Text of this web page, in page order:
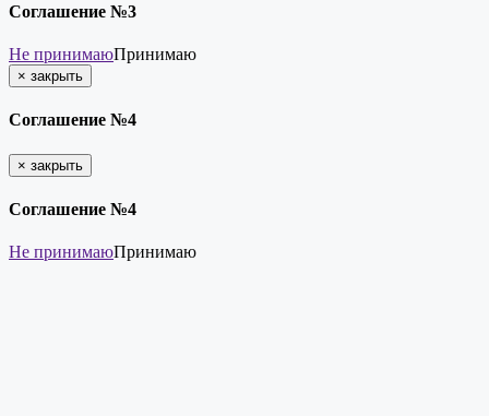
Соглашение №3
Не принимаюПринимаю
× закрыть
Соглашение №4
× закрыть
Соглашение №4
Не принимаюПринимаю